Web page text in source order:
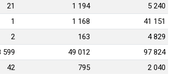
21 1 194
5 240
1 1 168
41 151
2 163
4 829
599 49 012
97 824
42 795
2 040